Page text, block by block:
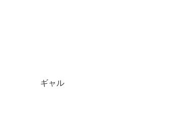
ギャル